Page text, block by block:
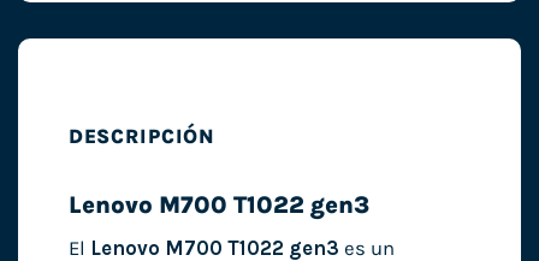
DESCRIPCIÓN
Lenovo M700 T1022 gen3
El Lenovo M700 T1022 gen3 es un